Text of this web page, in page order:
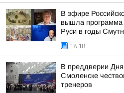
В эфире
вышла программа
Руси в годы
18:18
В преддверии Дня
Смоленске
тренеров